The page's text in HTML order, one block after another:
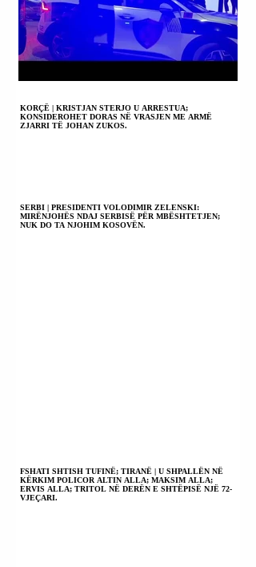
KORÇË | KRISTJAN STERJO U ARRESTUA;
KONSIDEROHET DORAS NË VRASJEN ME ARMË
ZJARRI TË JOHAN ZUKOS.
SERBI | PRESIDENTI VOLODIMIR ZELENSKI:
MIRËNJOHËS NDAJ SERBISË PËR MBËSHTETJEN;
NUK DO TA NJOHIM KOSOVËN.
FSHATI SHTISH TUFINË; TIRANË | U SHPALLËN NË
KËRKIM POLICOR ALTIN ALLA; MAKSIM ALLA;
ERVIS ALLA; TRITOL NË DERËN E SHTËPISË NJË 72-
VJEÇARI.